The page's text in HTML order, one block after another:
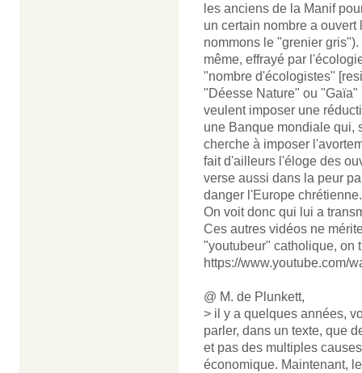
les anciens de la Manif
un certain nombre a
nommons le "grenier
même, effrayé par
"nombre d'écologistes"
"Déesse Nature" ou "Gaïa"
veulent imposer une
une Banque mondiale qui,
cherche à imposer
fait d'ailleurs l'éloge des
verse aussi dans la peur
danger l'Europe chrétienne.
On voit donc qui lui a
Ces autres vidéos ne
"youtubeur" catholique, on
https://www.youtube.com/
@ M. de Plunkett,
> il y a quelques années,
parler, dans un texte, que
et pas des multiples
économique. Maintenant,